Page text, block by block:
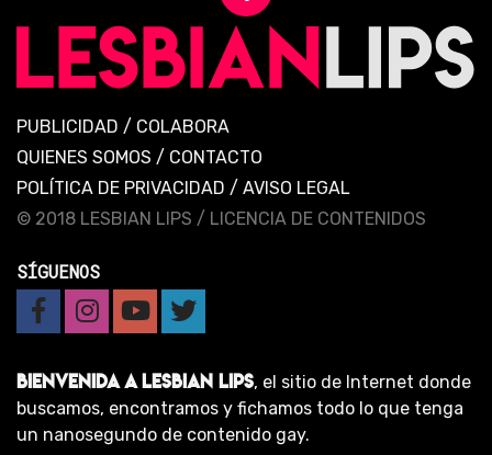
PUBLICIDAD / COLABORA
QUIENES SOMOS / CONTACTO
POLÍTICA DE PRIVACIDAD / AVISO LEGAL
© 2018 LESBIAN LIPS / LICENCIA DE CONTENIDOS
SÍGUENOS
BIENVENIDA A LESBIAN LIPS, el sitio de Internet donde
buscamos, encontramos y fichamos todo lo que tenga
un nanosegundo de contenido gay.